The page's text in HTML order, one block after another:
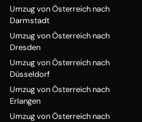
Umzug von Österreich nach
Darmstadt
Umzug von Österreich nach
Dresden
Umzug von Österreich nach
Düsseldorf
Umzug von Österreich nach
Erlangen
Umzug von Österreich nach